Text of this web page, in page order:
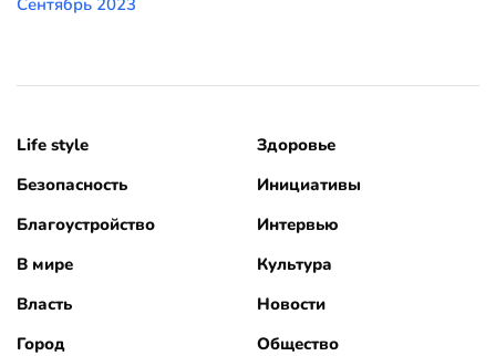
Life style
Безопасность
Благоустройство
В мире
Власть
Город
Здоровье
Инициативы
Интервью
Культура
Новости
Общество